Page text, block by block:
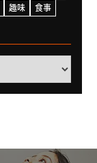
趣味 食事